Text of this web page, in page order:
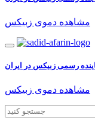
مشاهده دموی زبیکس
رسمی زبیکس در ایران
مشاهده دموی زبیکس